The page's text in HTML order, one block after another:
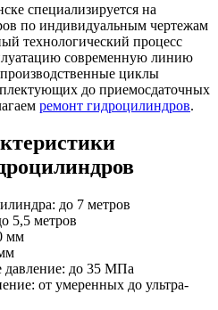
специализируется на
по индивидуальным чертежам
технологический процесс
современную линию
циклы
до приемосдаточных
ремонт гидроцилиндров.
до 7 метров
5,5 метров
мм
давление: до 35 МПа
от умеренных до ультра-